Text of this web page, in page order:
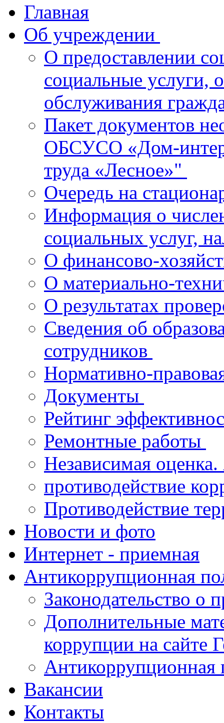
Главная
Об учреждении
О предоставлении
социальные услуги,
обслуживания
Пакет документов
ОБСУСО «Дом-
труда «Лесное»"
Очередь на
Информация о
социальных услуг,
О финансово-
О материально-
О результатах
Сведения об
сотрудников
Нормативно-
Документы
Рейтинг
Ремонтные работы
Независимая
противодействие
Противодействие
Новости и фото
Интернет - приемная
Антикоррупционная
Законодательство о
Дополнительные
коррупции на сайте
Антикоррупционная
Вакансии
Контакты